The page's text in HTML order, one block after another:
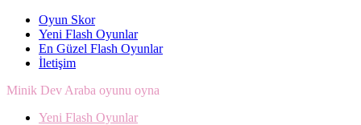
Oyun Skor
Yeni Flash Oyunlar
En Güzel Flash Oyunlar
İletişim
Minik Dev Araba oyunu oyna
Yeni Flash Oyunlar